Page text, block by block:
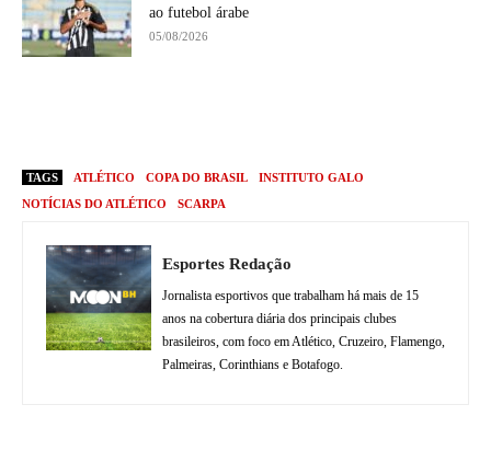
ao futebol árabe
05/08/2026
TAGS ATLÉTICO COPA DO BRASIL
INSTITUTO GALO
NOTÍCIAS DO ATLÉTICO
SCARPA
Esportes Redação
Jornalista esportivos que trabalham há mais de 15
anos na cobertura diária dos principais clubes
brasileiros, com foco em Atlético, Cruzeiro, Flamengo,
Palmeiras, Corinthians e Botafogo.